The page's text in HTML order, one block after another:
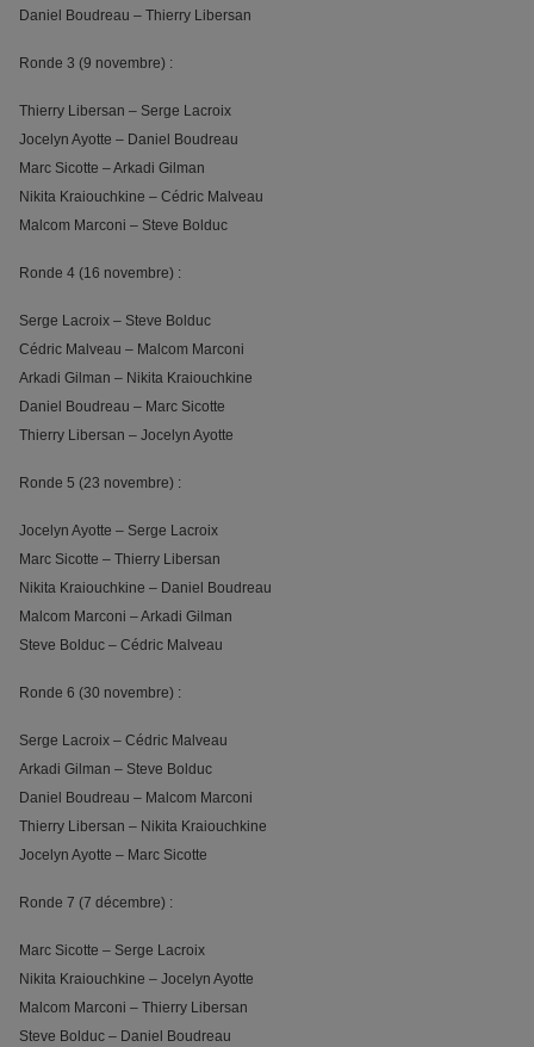
Daniel Boudreau – Thierry Libersan
Ronde 3 (9 novembre) :
Thierry Libersan – Serge Lacroix
Jocelyn Ayotte – Daniel Boudreau
Marc Sicotte – Arkadi Gilman
Nikita Kraiouchkine – Cédric Malveau
Malcom Marconi – Steve Bolduc
Ronde 4 (16 novembre) :
Serge Lacroix – Steve Bolduc
Cédric Malveau – Malcom Marconi
Arkadi Gilman – Nikita Kraiouchkine
Daniel Boudreau – Marc Sicotte
Thierry Libersan – Jocelyn Ayotte
Ronde 5 (23 novembre) :
Jocelyn Ayotte – Serge Lacroix
Marc Sicotte – Thierry Libersan
Nikita Kraiouchkine – Daniel Boudreau
Malcom Marconi – Arkadi Gilman
Steve Bolduc – Cédric Malveau
Ronde 6 (30 novembre) :
Serge Lacroix – Cédric Malveau
Arkadi Gilman – Steve Bolduc
Daniel Boudreau – Malcom Marconi
Thierry Libersan – Nikita Kraiouchkine
Jocelyn Ayotte – Marc Sicotte
Ronde 7 (7 décembre) :
Marc Sicotte – Serge Lacroix
Nikita Kraiouchkine – Jocelyn Ayotte
Malcom Marconi – Thierry Libersan
Steve Bolduc – Daniel Boudreau